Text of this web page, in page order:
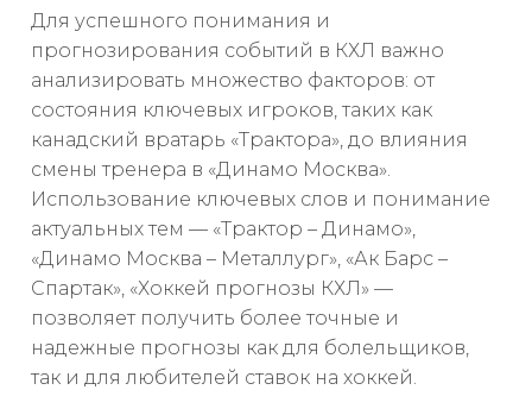
Для успешного понимания и
прогнозирования событий в КХЛ важно
анализировать множество факторов: от
состояния ключевых игроков, таких как
канадский вратарь «Трактора», до влияния
смены тренера в «Динамо Москва».
Использование ключевых слов и понимание
актуальных тем — «Трактор – Динамо»,
«Динамо Москва – Металлург», «Ак Барс –
Спартак», «Хоккей прогнозы КХЛ» —
позволяет получить более точные и
надежные прогнозы как для болельщиков,
так и для любителей ставок на хоккей.